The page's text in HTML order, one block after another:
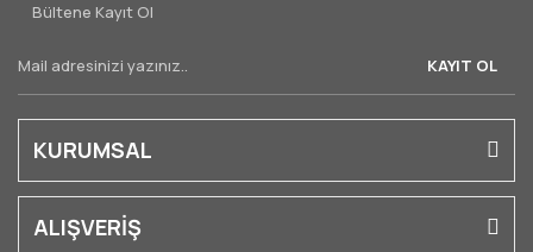
Bültene Kayıt Ol
KAYIT OL
KURUMSAL
ALIŞVERİŞ